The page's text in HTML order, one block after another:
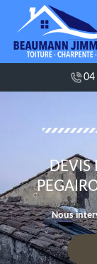
04
DEVIS
Nous